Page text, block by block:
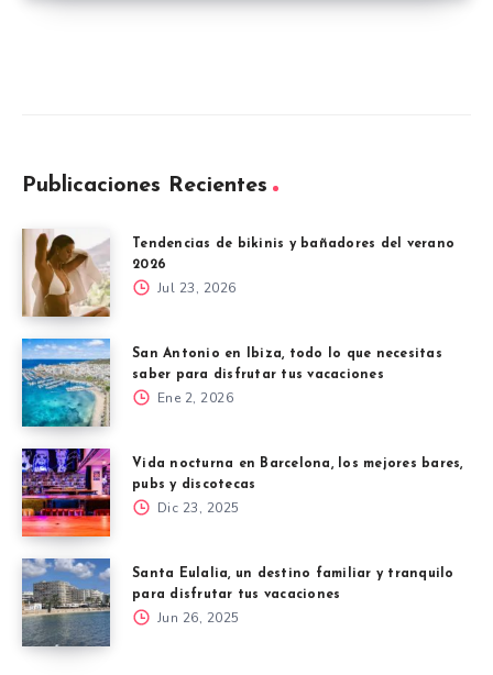
Publicaciones Recientes
Tendencias de bikinis y bañadores del verano
2026
Jul 23, 2026
San Antonio en Ibiza, todo lo que necesitas
saber para disfrutar tus vacaciones
Ene 2, 2026
Vida nocturna en Barcelona, los mejores bares,
pubs y discotecas
Dic 23, 2025
Santa Eulalia, un destino familiar y tranquilo
para disfrutar tus vacaciones
Jun 26, 2025